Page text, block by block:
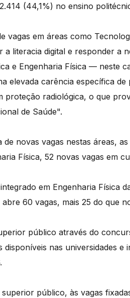
(44,1%) no ensino
em áreas como
literacia digital e responder a
e Engenharia Física — neste
elevada carência específica de
proteção radiológica, o que
de Saúde".
novas vagas nestas áreas,
Física, 52 novas vagas em
em Engenharia Física
60 vagas, mais 25 do que
público através do
nas universidades e
público, às vagas